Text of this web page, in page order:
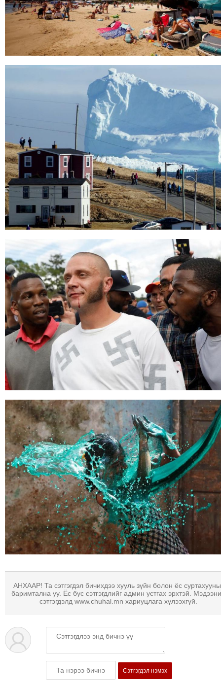
АНХААР! Та сэтгэгдэл бичихдээ хууль зүйн болон ёс
баримтална уу. Ёс бус сэтгэгдлийг админ устгах эрхтэй.
сэтгэгдэлд www.chuhal.mn хариуцлага хүлээхгүй.
Сэтгэгдэл нэмэх